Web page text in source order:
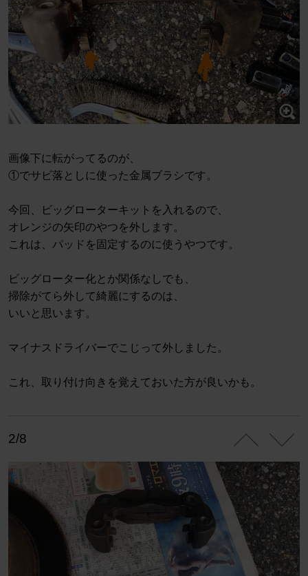
画像下に転がってるのが、
①でサビ落としに使った金属ブラシです。
今回、ビッグローターキットを入れるので、
オレンジの矢印のやつを外します。
これは、パッドを固定するのに使うやつです。
ビッグローター化とか関係なしでも、
掃除がてら外して綺麗にするのは、
いいと思います。
マイナスドライバーでこじって外しました。
これ、取り付け向きを覚えておいた方が良いかも。
2/8